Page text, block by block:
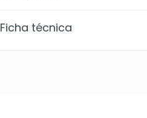
Ficha técnica